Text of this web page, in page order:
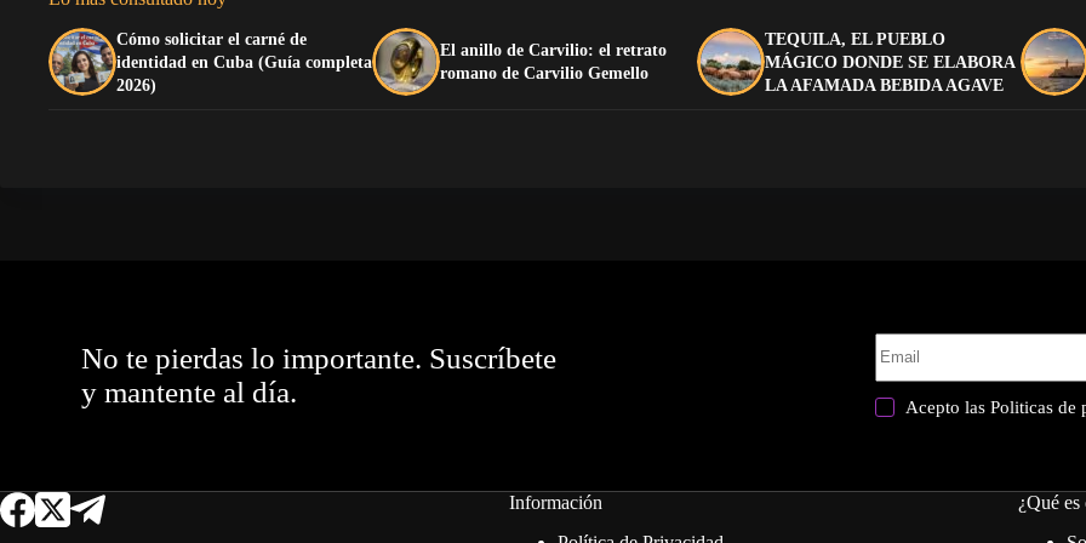
Cómo solicitar el carné de
identidad en Cuba (Guía completa
2026)
El anillo de Carvilio: el retrato
romano de Carvilio Gemello
TEQUILA, EL PUEBLO
MÁGICO DONDE SE ELABORA
LA AFAMADA BEBIDA AGAVE
No te pierdas lo importante. Suscríbete
y mantente al día.
Acepto lasPoliticas de
Información
¿Qué